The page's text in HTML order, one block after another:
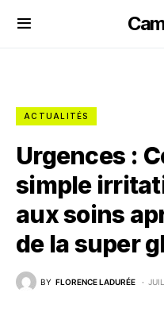
ACTUALITÉS
Urgences :
simple
aux soins
de la super
BY FLORENCE LADURÉE